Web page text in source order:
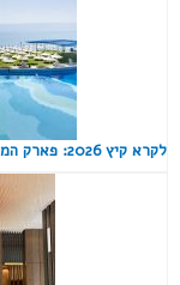
לקרא קיץ 2026: פארק המים חוף גיא נערך לפתיחת העונה